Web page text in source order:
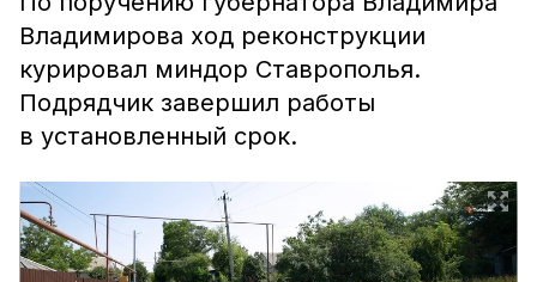
Владимирова ход реконструкции
курировал миндор Ставрополья.
Подрядчик завершил работы
в установленный срок.